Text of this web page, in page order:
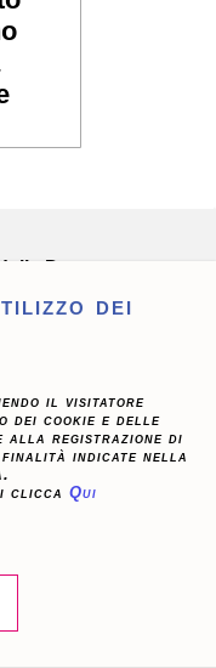
dei
il visitatore
dei cookie e delle
alla registrazione di
indicate nella
clicca Qui
Danza
39